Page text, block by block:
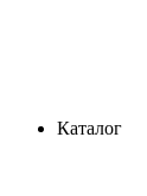
Каталог